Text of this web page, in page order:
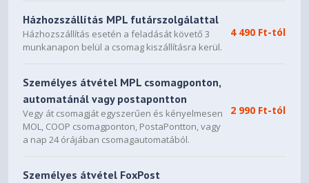
Házhozszállítás MPL futárszolgálattal
Házhozszállítás esetén a feladását követő 3
munkanapon belül a csomag kiszállításra kerül.
4 490 Ft-tól
Személyes átvétel MPL csomagponton,
automatánál vagy postapontton
Vegy át csomagját egyszerűen és kényelmesen
MOL, COOP csomagponton, PostaPontton, vagy
a nap 24 órájában csomagautomatából.
2 990 Ft-tól
Személyes átvétel FoxPost